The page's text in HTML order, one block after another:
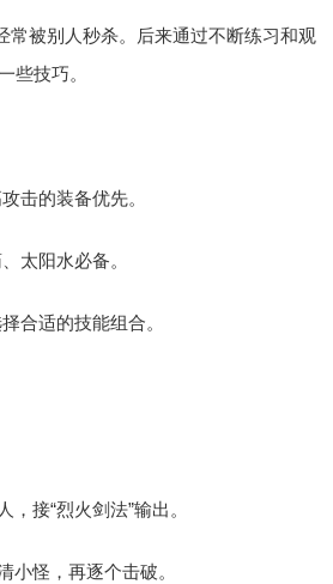
被别人秒杀。后来通过不断练习和观
些技巧。
击的装备优先。
太阳水必备。
合适的技能组合。
，接“烈火剑法”输出。
小怪，再逐个击破。